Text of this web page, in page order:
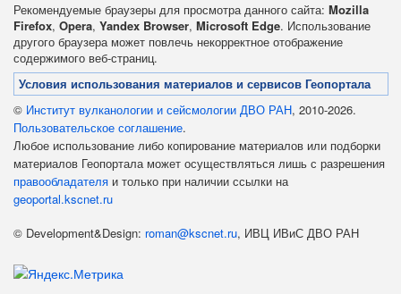
Рекомендуемые браузеры для просмотра данного сайта: Mozilla
Firefox, Opera, Yandex Browser, Microsoft Edge. Использование
другого браузера может повлечь некорректное отображение
содержимого веб-страниц.
Условия использования материалов и сервисов Геопортала
© Институт вулканологии и сейсмологии ДВО РАН, 2010-2026.
Пользовательское соглашение.
Любое использование либо копирование материалов или подборки
материалов Геопортала может осуществляться лишь с разрешения
правообладателя и только при наличии ссылки на
geoportal.kscnet.ru
© Development&Design: roman@kscnet.ru, ИВЦ ИВиС ДВО РАН